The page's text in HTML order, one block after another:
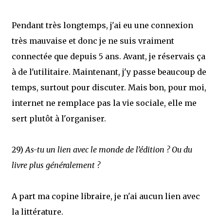
Pendant très longtemps, j'ai eu une connexion
très mauvaise et donc je ne suis vraiment
connectée que depuis 5 ans. Avant, je réservais ça
à de l'utilitaire. Maintenant, j'y passe beaucoup de
temps, surtout pour discuter. Mais bon, pour moi,
internet ne remplace pas la vie sociale, elle me
sert plutôt à l'organiser.
29)As-tu un lien avec le monde de l’édition ? Ou du
livre plus généralement ?
A part ma copine libraire, je n'ai aucun lien avec
la littérature.